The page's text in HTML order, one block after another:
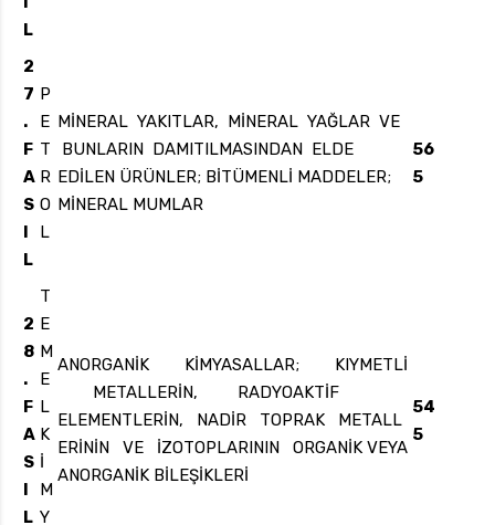
L
2
7
.
F
A
S
L
P
E
T
R
O
L
MİNERAL YAKITLAR, MİNERAL YAĞLAR VE
BUNLARIN DAMITILMASINDAN ELDE
EDİLEN ÜRÜNLER; BİTÜMENLİ MADDELER;
MİNERAL MUMLAR
56
5
2
8
.
F
A
S
L
T
E
M
E
L
K
İ
M
Y
ANORGANİK KİMYASALLAR; KIYMETLİ
METALLERİN, RADYOAKTİF
ELEMENTLERİN, NADİR TOPRAK METALL
ERİNİN VE İZOTOPLARININ ORGANİK VEYA
ANORGANİK BİLEŞİKLERİ
54
5